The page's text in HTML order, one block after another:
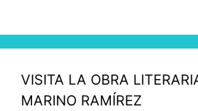
VISITA LA OBRA
MARINO RAMÍREZ